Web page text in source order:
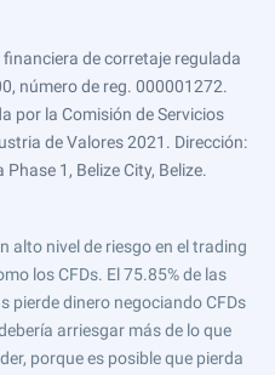
de corretaje regulada
número de reg. 000001272.
por la Comisión de Servicios
de Valores 2021. Dirección:
1, Belize City, Belize.
alto nivel de riesgo en el trading
los CFDs. El 75.85% de las
pierde dinero negociando CFDs
arriesgar más de lo que
porque es posible que pierda